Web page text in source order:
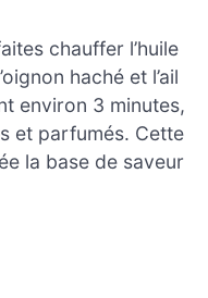
chauffer l’huile
haché et l’ail
environ 3 minutes,
et parfumés. Cette
la base de saveur